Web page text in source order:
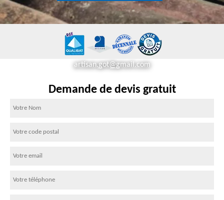
artisan.got@gmail.com
Demande de devis gratuit